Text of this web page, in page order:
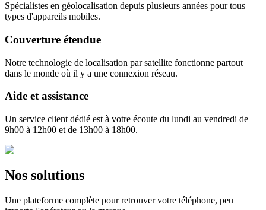
Spécialistes en géolocalisation depuis plusieurs années pour tous
types d'appareils mobiles.
Couverture étendue
Notre technologie de localisation par satellite fonctionne partout
dans le monde où il y a une connexion réseau.
Aide et assistance
Un service client dédié est à votre écoute du lundi au vendredi de
9h00 à 12h00 et de 13h00 à 18h00.
Nos solutions
Une plateforme complète pour retrouver votre téléphone, peu